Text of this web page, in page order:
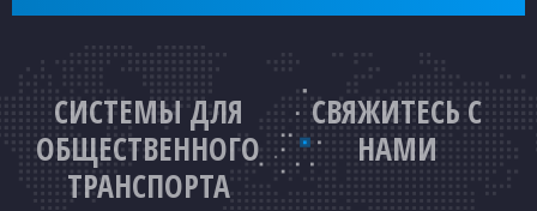
СИСТЕМЫ ДЛЯ
ОБЩЕСТВЕННОГО
ТРАНСПОРТА
СВЯЖИТЕСЬ С
НАМИ